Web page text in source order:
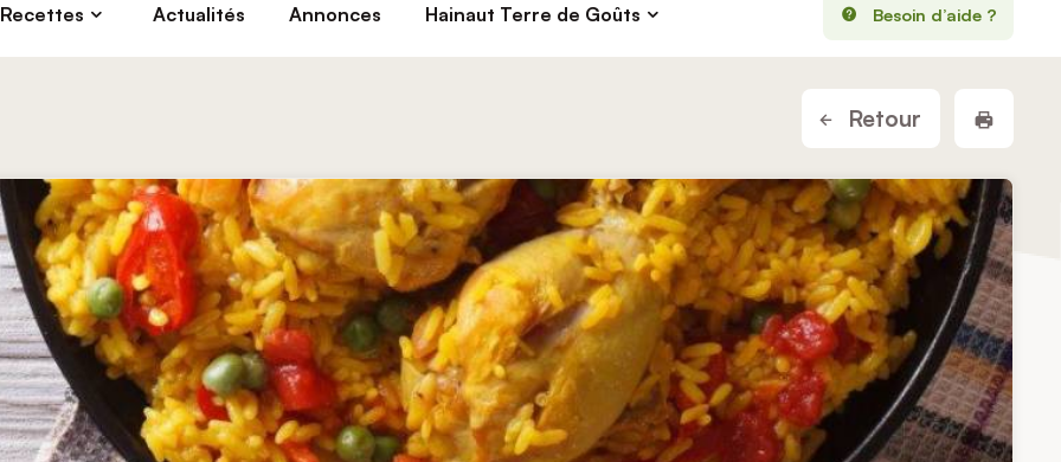
Recettes Actualités Annonces Hainaut Terre de Goûts Besoin d’aide ?
Retour